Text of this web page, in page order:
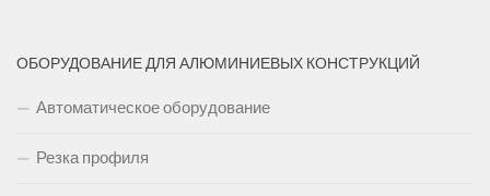
ОБОРУДОВАНИЕ ДЛЯ АЛЮМИНИЕВЫХ КОНСТРУКЦИЙ
Автоматическое оборудование
Резка профиля